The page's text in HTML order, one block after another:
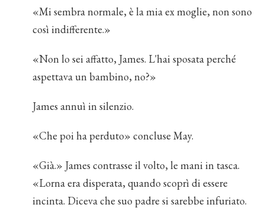
«Mi sembra normale, è la mia ex moglie, non sono
così indifferente.»
«Non lo sei affatto, James. L'hai sposata perché
aspettava un bambino, no?»
James annuì in silenzio.
«Che poi ha perduto» concluse May.
«Già.» James contrasse il volto, le mani in tasca.
«Lorna era disperata, quando scoprì di essere
incinta. Diceva che suo padre si sarebbe infuriato.